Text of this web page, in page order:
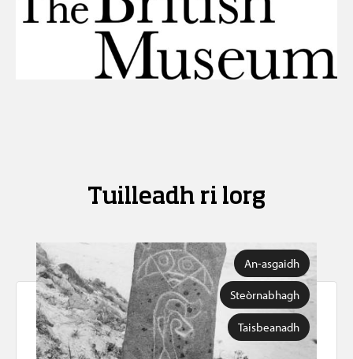
Tuilleadh ri lorg
An-asgaidh
Steòrnabhagh
Taisbeanadh